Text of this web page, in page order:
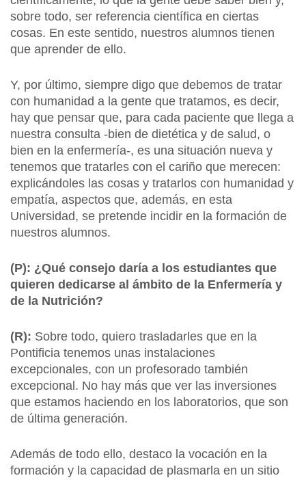
sobre todo, ser referencia científica en ciertas
cosas. En este sentido, nuestros alumnos tienen
que aprender de ello.
Y, por último, siempre digo que debemos de tratar
con humanidad a la gente que tratamos, es decir,
hay que pensar que, para cada paciente que llega a
nuestra consulta -bien de dietética y de salud, o
bien en la enfermería-, es una situación nueva y
tenemos que tratarles con el cariño que merecen:
explicándoles las cosas y tratarlos con humanidad y
empatía, aspectos que, además, en esta
Universidad, se pretende incidir en la formación de
nuestros alumnos.
(P): ¿Qué consejo daría a los estudiantes que
quieren dedicarse al ámbito de la Enfermería y
de la Nutrición?
(R): Sobre todo, quiero trasladarles que en la
Pontificia tenemos unas instalaciones
excepcionales, con un profesorado también
excepcional. No hay más que ver las inversiones
que estamos haciendo en los laboratorios, que son
de última generación.
Además de todo ello, destaco la vocación en la
formación y la capacidad de plasmarla en un sitio